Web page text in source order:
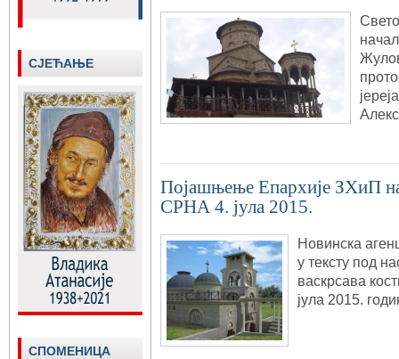
Појашњење Епархије ЗХиП на
СРНА 4. јула 2015.
Новинска
у тексту под
васкрсава
јула 2015.
СЈЕЋАЊЕ
СПОМЕНИЦА